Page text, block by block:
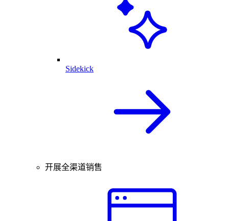
Sidekick
开展全渠道销售